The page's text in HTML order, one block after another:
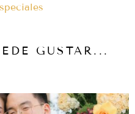
GUSTAR...